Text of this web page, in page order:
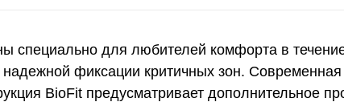
специально для любителей комфорта в
фиксации критичных зон.
BioFit предусматривает дополнительное